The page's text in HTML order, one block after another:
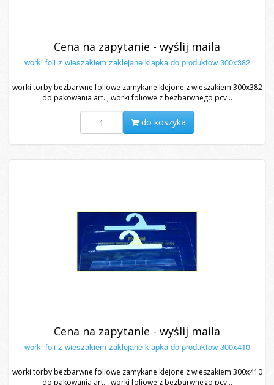
Cena na zapytanie - wyślij maila
worki foli z wieszakiem zaklejane klapka do produktow 300x382
worki torby bezbarwne foliowe zamykane klejone z wieszakiem 300x382
do pakowania art. , worki foliowe z bezbarwnego pcv...
do koszyka
Cena na zapytanie - wyślij maila
worki foli z wieszakiem zaklejane klapka do produktow 300x410
worki torby bezbarwne foliowe zamykane klejone z wieszakiem 300x410
do pakowania art. , worki foliowe z bezbarwnego pcv...